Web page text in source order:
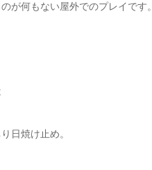
が何もない屋外でのプレイです。
日焼け止め。